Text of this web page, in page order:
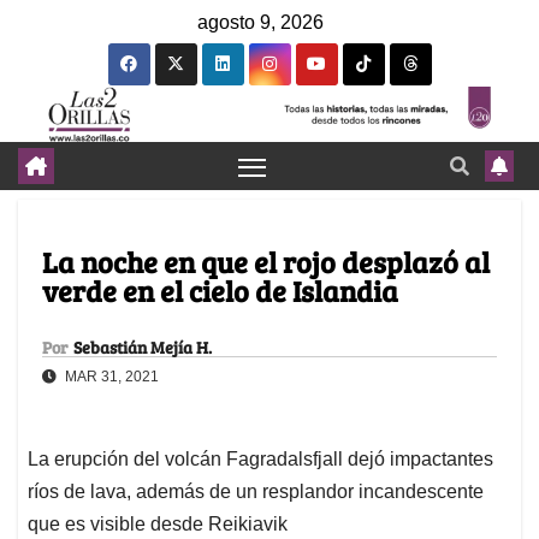
agosto 9, 2026
La noche en que el rojo desplazó al
verde en el cielo de Islandia
Por Sebastián Mejía H.
MAR 31, 2021
La erupción del volcán Fagradalsfjall dejó impactantes
ríos de lava, además de un resplandor incandescente
que es visible desde Reikiavik